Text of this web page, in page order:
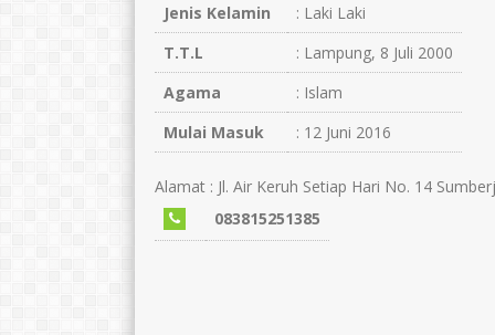
Jenis Kelamin
: Laki Laki
T.T.L
: Lampung, 8 Juli 2000
Agama
: Islam
Mulai Masuk
: 12 Juni 2016
Alamat : Jl. Air Keruh Setiap Hari No. 14
083815251385